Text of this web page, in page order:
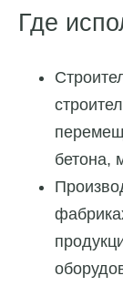
Где
бетона,